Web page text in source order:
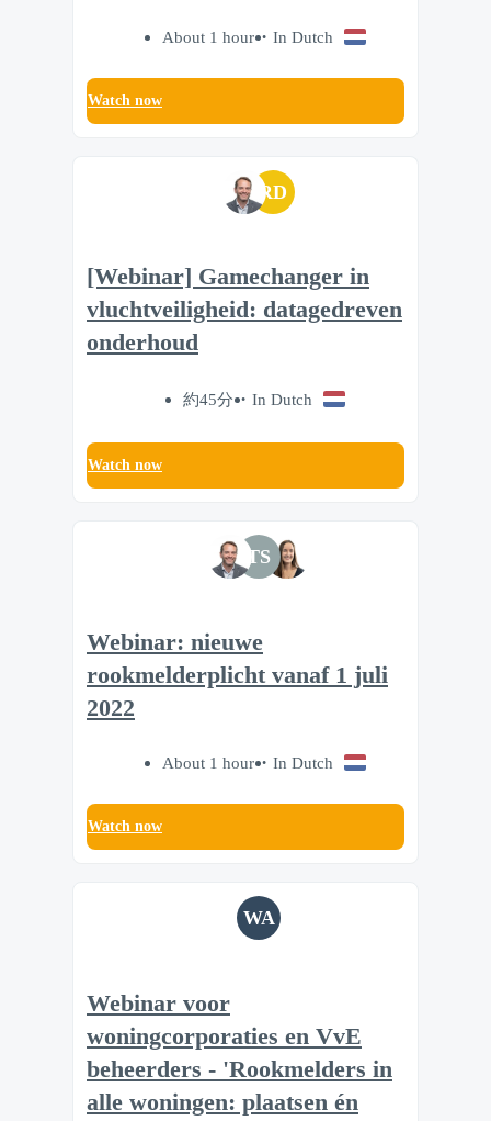
About 1 hour In Dutch
Watch now
RD
[Webinar] Gamechanger in
vluchtveiligheid: datagedreven
onderhoud
約45分 In Dutch
Watch now
TS
Webinar: nieuwe
rookmelderplicht vanaf 1 juli
2022
About 1 hour In Dutch
Watch now
WA
Webinar voor
woningcorporaties en VvE
beheerders - 'Rookmelders in
alle woningen: plaatsen én